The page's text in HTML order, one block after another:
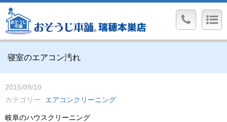
寝室のエアコン汚れ
2015/09/10
カテゴリー
エアコンクリーニング
岐阜のハウスクリーニング